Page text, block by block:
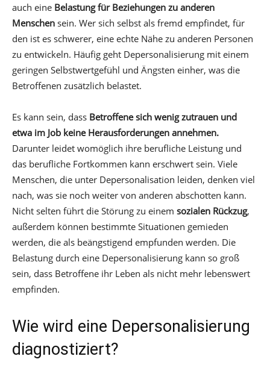
auch eine Belastung für Beziehungen zu anderen
Menschen sein. Wer sich selbst als fremd empfindet, für
den ist es schwerer, eine echte Nähe zu anderen Personen
zu entwickeln. Häufig geht Depersonalisierung mit einem
geringen Selbstwertgefühl und Ängsten einher, was die
Betroffenen zusätzlich belastet.
Es kann sein, dass Betroffene sich wenig zutrauen und
etwa im Job keine Herausforderungen annehmen.
Darunter leidet womöglich ihre berufliche Leistung und
das berufliche Fortkommen kann erschwert sein. Viele
Menschen, die unter Depersonalisation leiden, denken viel
nach, was sie noch weiter von anderen abschotten kann.
Nicht selten führt die Störung zu einem sozialen Rückzug,
außerdem können bestimmte Situationen gemieden
werden, die als beängstigend empfunden werden. Die
Belastung durch eine Depersonalisierung kann so groß
sein, dass Betroffene ihr Leben als nicht mehr lebenswert
empfinden.
Wie wird eine Depersonalisierung
diagnostiziert?